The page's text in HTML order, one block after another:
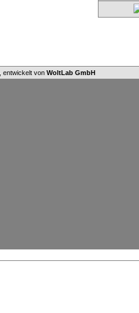
, entwickelt von WoltLab GmbH